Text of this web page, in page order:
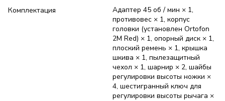
Комплектация
Адаптер 45 об / мин × 1,
противовес × 1, корпус
головки (установлен Ortofon
2M Red) × 1, опорный диск × 1,
плоский ремень × 1, крышка
шкива × 1, пылезащитный
чехол × 1, шарнир × 2, шайбы
регулировки высоты ножки ×
4, шестигранный ключ для
регулировки высоты рычага ×